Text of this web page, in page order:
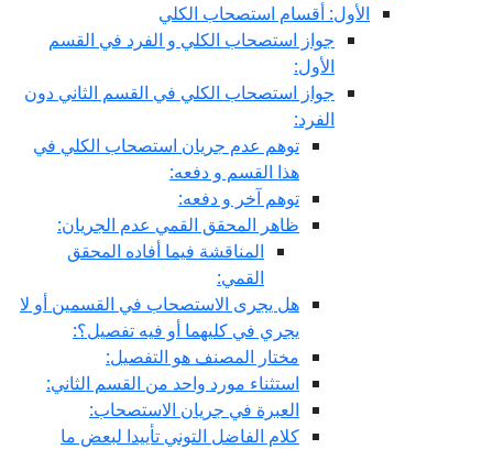
الأول: أقسام استصحاب الكلي
جواز استصحاب الكلي و الفرد في القسم
الأول:
جواز استصحاب الكلي في القسم الثاني دون
الفرد:
توهم عدم جريان استصحاب الكلي في
هذا القسم و دفعه:
توهم آخر و دفعه:
ظاهر المحقق القمي عدم الجريان:
المناقشة فيما أفاده المحقق
القمي:
هل يجرى الاستصحاب في القسمين أو لا
يجري في كليهما أو فيه تفصيل؟:
مختار المصنف هو التفصيل:
استثناء مورد واحد من القسم الثاني:
العبرة في جريان الاستصحاب:
كلام الفاضل التوني تأييدا لبعض ما